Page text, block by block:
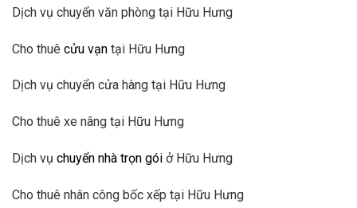
Dịch vụ chuyển văn phòng tại Hữu Hưng
Cho thuê cửu vạn tại Hữu Hưng
Dịch vụ chuyển cửa hàng tại Hữu Hưng
Cho thuê xe nâng tại Hữu Hưng
Dịch vụ chuyển nhà trọn gói ở Hữu Hưng
Cho thuê nhân công bốc xếp tại Hữu Hưng